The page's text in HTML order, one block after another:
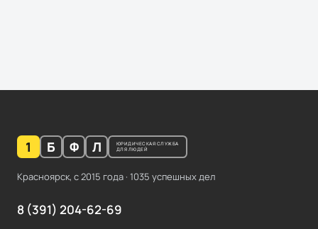
1 Б Ф Л
ЮРИДИЧЕСКАЯ СЛУЖБА
ДЛЯ ЛЮДЕЙ
Красноярск, с2015 года · 1035 успешных дел
8 (391) 204-62-69